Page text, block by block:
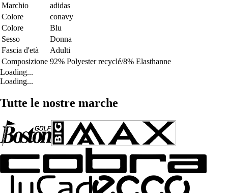
Marchio
adidas
Colore
conavy
Colore
Blu
Sesso
Donna
Fascia d'età
Adulti
Composizione 92% Polyester recyclé/8% Elasthanne
Loading...
Loading...
Tutte le nostre marche